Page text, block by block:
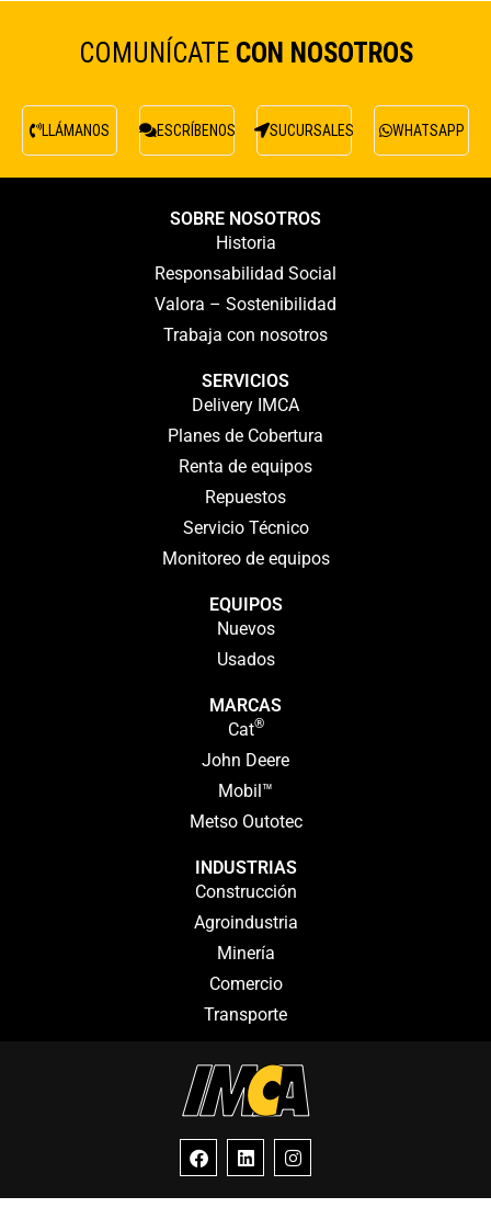
COMUNÍCATE CON NOSOTROS
LLÁMANOS ESCRÍBENOS SUCURSALES WHATSAPP
SOBRE NOSOTROS
Historia
Responsabilidad Social
Valora – Sostenibilidad
Trabaja con nosotros
SERVICIOS
Delivery IMCA
Planes de Cobertura
Renta de equipos
Repuestos
Servicio Técnico
Monitoreo de equipos
EQUIPOS
Nuevos
Usados
MARCAS
Cat®
John Deere
Mobil™
Metso Outotec
INDUSTRIAS
Construcción
Agroindustria
Minería
Comercio
Transporte